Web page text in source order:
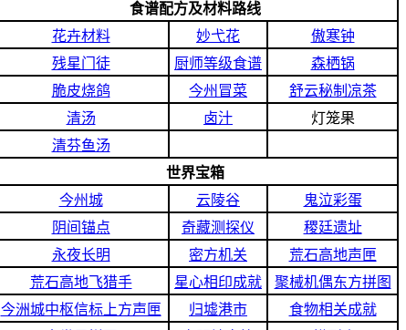
食谱配方及材料路线
花卉材料 妙弋花
傲寒钟
残星门徒 厨师等级食谱
森栖锅
脆皮烧鸽 今州冒菜
舒云秘制凉茶
清汤 卤汁
灯笼果
清芬鱼汤
世界宝箱
今州城 云陵谷
鬼泣彩蛋
阴间锚点 奇藏测探仪
稷廷遗址
永夜长明 密方机关
荒石高地声匣
荒石高地飞猎手 星心相印成就
聚械机偶东方拼图
今洲城中枢信标上方声匣 归墟港市
食物相关成就